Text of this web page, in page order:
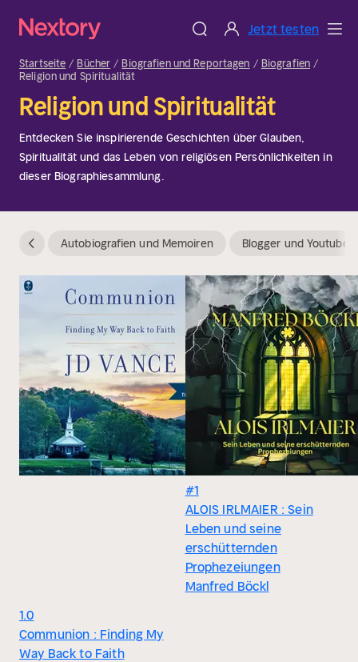
Jetzt testen
Startseite Bücher Biografien und Reportagen
Biografien
Religion und Spiritualität
Religion und Spiritualität
Entdecken Sie inspirierende Geschichten über Glauben,
Spiritualität und das Leben von religiösen Persönlichkeiten in
dieser Biographiesammlung.
Autobiografien und Memoiren Blogger und Youtuber
1.0
Communion : Finding My
Way Back to Faith
#1
ALOIS IRLMAIER : Sein
Leben und seine
erschütternden
Prophezeiungen
Manfred Böckl